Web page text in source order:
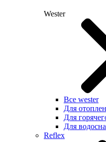
Wester
Все wester
Для
Для
Для
Reflex